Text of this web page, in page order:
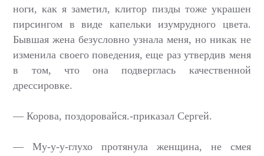
ноги, как я заметил, клитор пизды тоже украшен
пирсингом в виде капельки изумрудного цвета.
Бывшая жена безусловно узнала меня, но никак не
изменила своего поведения, еще раз утвердив меня
в том, что она подверглась качественной
дрессировке.
— Корова, поздоровайся.-приказал Сергей.
— Му-у-у-глухо протянула женщина, не смея